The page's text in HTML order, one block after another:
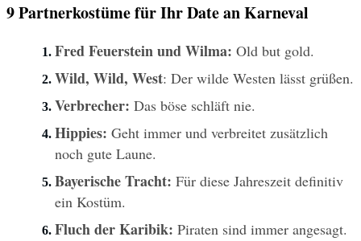
9 Partnerkostüme für Ihr Date an Karneval
Fred Feuerstein und Wilma: Old but gold.
Wild, Wild, West: Der wilde Westen lässt grüßen.
Verbrecher: Das böse schläft nie.
Hippies: Geht immer und verbreitet zusätzlich
noch gute Laune.
Bayerische Tracht: Für diese Jahreszeit definitiv
ein Kostüm.
Fluch der Karibik: Piraten sind immer angesagt.